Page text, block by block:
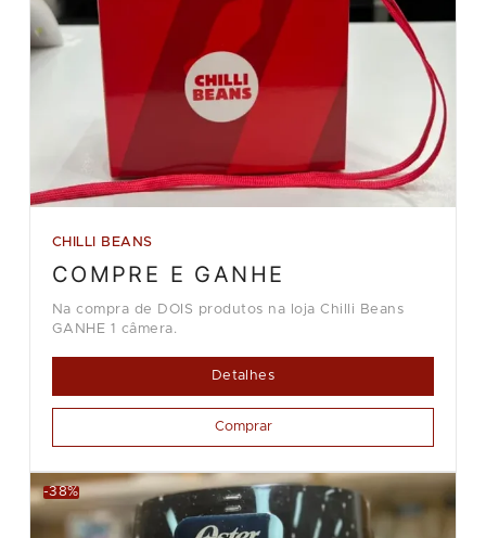
CHILLI BEANS
COMPRE E GANHE
Na compra de DOIS produtos na loja Chilli Beans
GANHE 1 câmera.
Detalhes
Comprar
-38%